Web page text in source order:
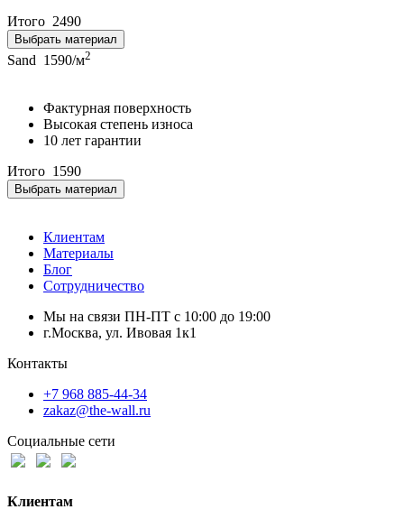
Итого 2490
Выбрать материал
Sand 1590/м2
Фактурная поверхность
Высокая степень износа
10 лет гарантии
Итого 1590
Выбрать материал
Клиентам
Материалы
Блог
Сотрудничество
Мы на связи ПН-ПТ с 10:00 до 19:00
г.Москва, ул. Ивовая 1к1
Контакты
+7 968 885-44-34
zakaz@the-wall.ru
Социальные сети
Клиентам